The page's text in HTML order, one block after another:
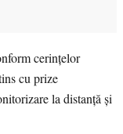
cerințelor
cu prize
la distanță și